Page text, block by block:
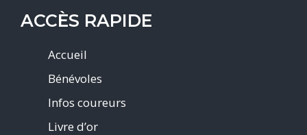
ACCÈS RAPIDE
Accueil
Bénévoles
Infos coureurs
Livre d’or